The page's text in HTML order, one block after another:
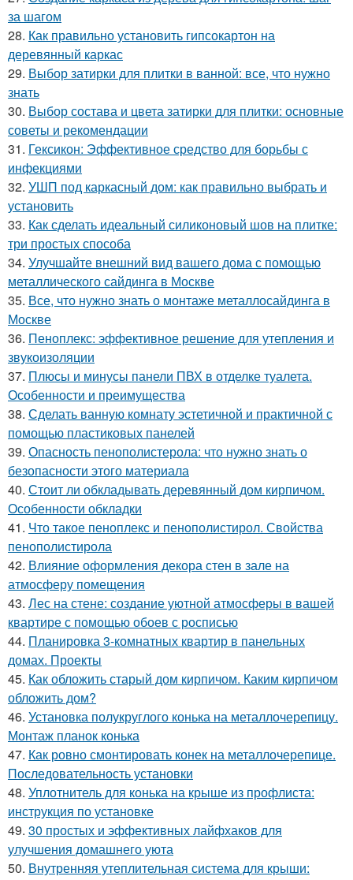
за шагом
28. Как правильно установить гипсокартон на
деревянный каркас
29. Выбор затирки для плитки в ванной: все, что нужно
знать
30. Выбор состава и цвета затирки для плитки: основные
советы и рекомендации
31. Гексикон: Эффективное средство для борьбы с
инфекциями
32. УШП под каркасный дом: как правильно выбрать и
установить
33. Как сделать идеальный силиконовый шов на плитке:
три простых способа
34. Улучшайте внешний вид вашего дома с помощью
металлического сайдинга в Москве
35. Все, что нужно знать о монтаже металлосайдинга в
Москве
36. Пеноплекс: эффективное решение для утепления и
звукоизоляции
37. Плюсы и минусы панели ПВХ в отделке туалета.
Особенности и преимущества
38. Сделать ванную комнату эстетичной и практичной с
помощью пластиковых панелей
39. Опасность пенополистерола: что нужно знать о
безопасности этого материала
40. Стоит ли обкладывать деревянный дом кирпичом.
Особенности обкладки
41. Что такое пеноплекс и пенополистирол. Свойства
пенополистирола
42. Влияние оформления декора стен в зале на
атмосферу помещения
43. Лес на стене: создание уютной атмосферы в вашей
квартире с помощью обоев с росписью
44. Планировка 3-комнатных квартир в панельных
домах. Проекты
45. Как обложить старый дом кирпичом. Каким кирпичом
обложить дом?
46. Установка полукруглого конька на металлочерепицу.
Монтаж планок конька
47. Как ровно смонтировать конек на металлочерепице.
Последовательность установки
48. Уплотнитель для конька на крыше из профлиста:
инструкция по установке
49. 30 простых и эффективных лайфхаков для
улучшения домашнего уюта
50. Внутренняя утеплительная система для крыши: